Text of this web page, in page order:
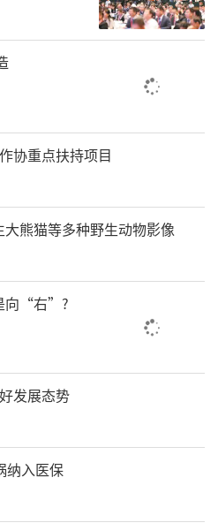
协重点扶持项目
熊猫等多种野生动物影像
向“右”?
发展态势
纳入医保